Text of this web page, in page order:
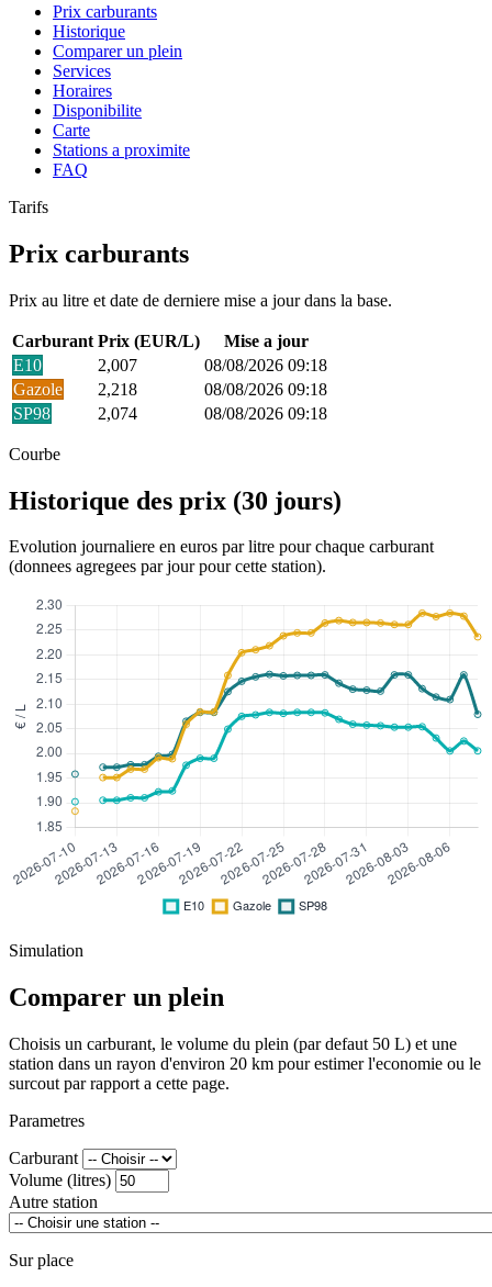
Prix carburants
Historique
Comparer un plein
Services
Horaires
Disponibilite
Carte
Stations a proximite
FAQ
Tarifs
Prix carburants
Prix au litre et date de derniere mise a jour dans la base.
Carburant Prix (EUR/L)
Mise a jour
E10
2,007
08/08/2026 09:18
Gazole
2,218
08/08/2026 09:18
SP98
2,074 08/08/2026 09:18
Courbe
Historique des prix (30 jours)
Evolution journaliere en euros par litre pour chaque carburant
(donnees agregees par jour pour cette station).
Simulation
Comparer un plein
Choisis un carburant, le volume du plein (par defaut 50 L) et une
station dans un rayon d'environ 20 km pour estimer l'economie ou le
surcout par rapport a cette page.
Parametres
Carburant
Volume (litres)
Autre station
Sur place